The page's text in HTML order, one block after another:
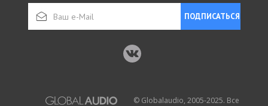
ПОДПИСАТЬСЯ
© Globalaudio, 2005-2025. Все